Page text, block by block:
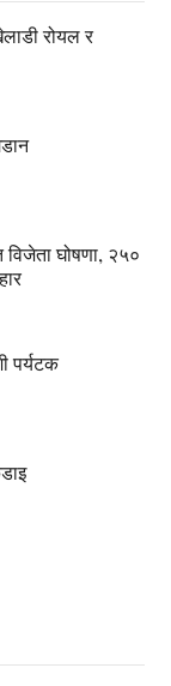
रोयल र
विजेता घोषणा, २५०
पर्यटक